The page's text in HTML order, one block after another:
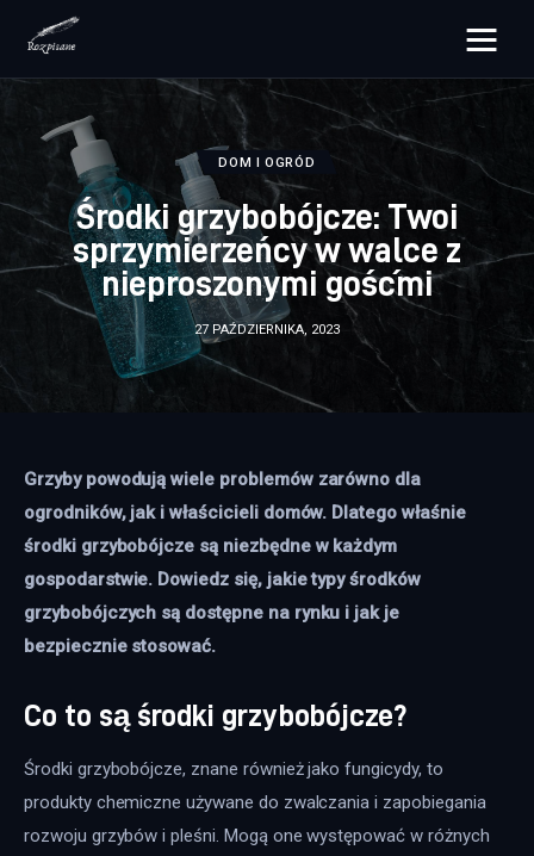
rozpisane.pl
Lifestyle
Zdrowie
Uroda
Dom i ogród
Więcej
DOM I OGRÓD
Środki grzybobójcze: Twoi
sprzymierzeńcy w walce z
nieproszonymi gośćmi
27 PAŹDZIERNIKA, 2023
Grzyby powodują wiele problemów zarówno dla
ogrodników, jak i właścicieli domów. Dlatego właśnie
środki grzybobójcze są niezbędne w każdym
gospodarstwie. Dowiedz się, jakie typy środków
grzybobójczych są dostępne na rynku i jak je
bezpiecznie stosować.
Co to są środki grzybobójcze?
Środki grzybobójcze, znane również jako fungicydy, to
produkty chemiczne używane do zwalczania i zapobiegania
rozwoju grzybów i pleśni. Mogą one występować w różnych